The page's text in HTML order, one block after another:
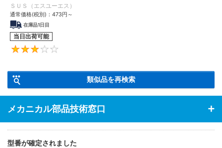
ＳＵＳ（エスユーエス）
通常価格(税別)： 473円 ～
在庫品1日目
当日出荷可能
類似品を再検索
メカニカル部品技術窓口
型番が確定されました